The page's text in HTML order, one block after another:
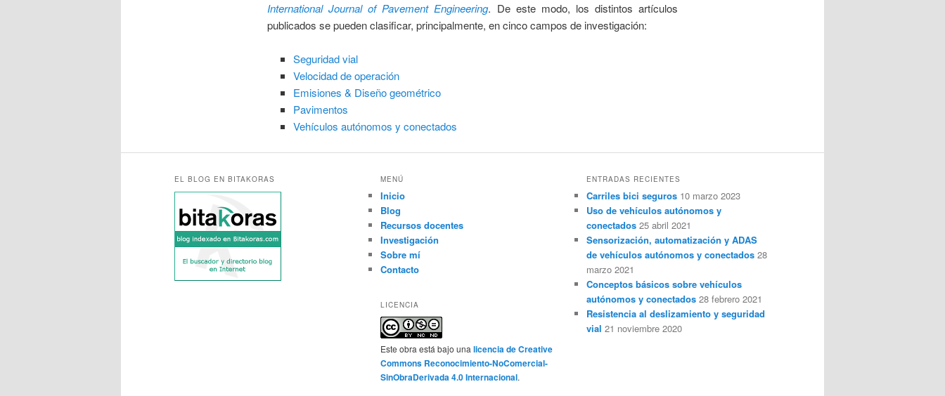
International Journal of Pavement Engineering. De este modo, los distintos artículos
publicados se pueden clasificar, principalmente, en cinco campos de investigación:
Seguridad vial
Velocidad de operación
Emisiones & Diseño geométrico
Pavimentos
Vehículos autónomos y conectados
EL BLOG EN BITAKORAS MENÚ
Inicio
Blog
Recursos docentes
Investigación
Sobre mí
Contacto
LICENCIA
Este obra está bajo una licencia de Creative
Commons Reconocimiento-NoComercial-
SinObraDerivada 4.0 Internacional.
ENTRADAS RECIENTES
Carriles bici seguros 10 marzo 2023
Uso de vehículos autónomos y
conectados 25 abril 2021
Sensorización, automatización y ADAS
de vehículos autónomos y conectados 28
marzo 2021
Conceptos básicos sobre vehículos
autónomos y conectados 28 febrero 2021
Resistencia al deslizamiento y seguridad
vial 21 noviembre 2020